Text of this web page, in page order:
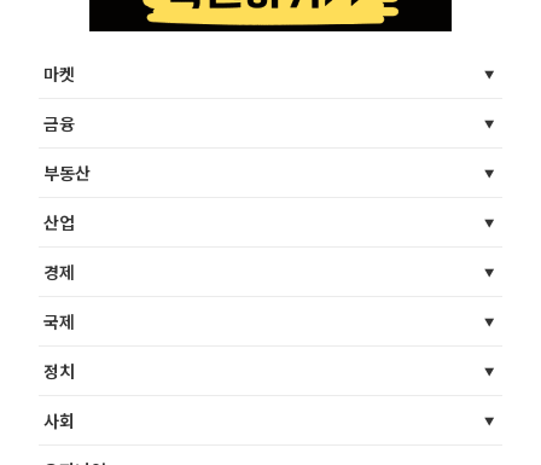
마켓
금융
부동산
산업
경제
국제
정치
사회